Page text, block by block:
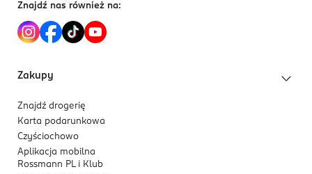
Znajdź nas również na:
Zakupy
Znajdź drogerię
Karta podarunkowa
Czyściochowo
Aplikacja mobilna
Rossmann PL i Klub